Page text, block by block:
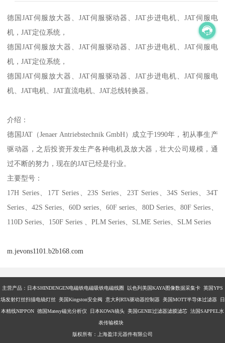
德国JAT伺服放大器、JAT伺服驱动器、JAT步进电机、JAT伺服电
机，JAT定位系统，
德国JAT伺服放大器、JAT伺服驱动器、JAT步进电机、JAT伺服电
机，JAT定位系统，
德国JAT伺服放大器、JAT伺服驱动器、JAT步进电机、JAT伺服电
机、JAT电机、JAT直流电机、JAT总线转换器。
介绍：
德国JAT（Jenaer Antriebstechnik GmbH）成立于1990年，初从事生产
驱动器，之后投资开发生产各种电机及放大器，壮大公司规模，通
过不断的努力，现在的JAT已经是行业。
主要型号：
17H Series、17T Series、23S Series、23T Series、34S Series、34T
Series、42S Series、60D series、60F series、80D Series、80F Series、
110D Series、150F Series 、PLM Series、SLME Series、SLM Series
m.jevons1101.b2b168.com
主营产品： 日本SHINDENGEN电磁铁电磁吸铁电磁线圈 以色列美国KAYA图像数据采集卡 英国YPS
场发射灯丝扫描电镜灯丝 美国Kingston安全阀 意大利RTA驱动器控制器 美国MOTT半导体过滤器 日
本精线NIPPON 德国Matesy磁光分析仪 日本KOWA镜头 美国GENIE过滤器滤膜滤芯 法国SAPPEL水
表传输模块
版权所有：上海盈沣元器件有限公司